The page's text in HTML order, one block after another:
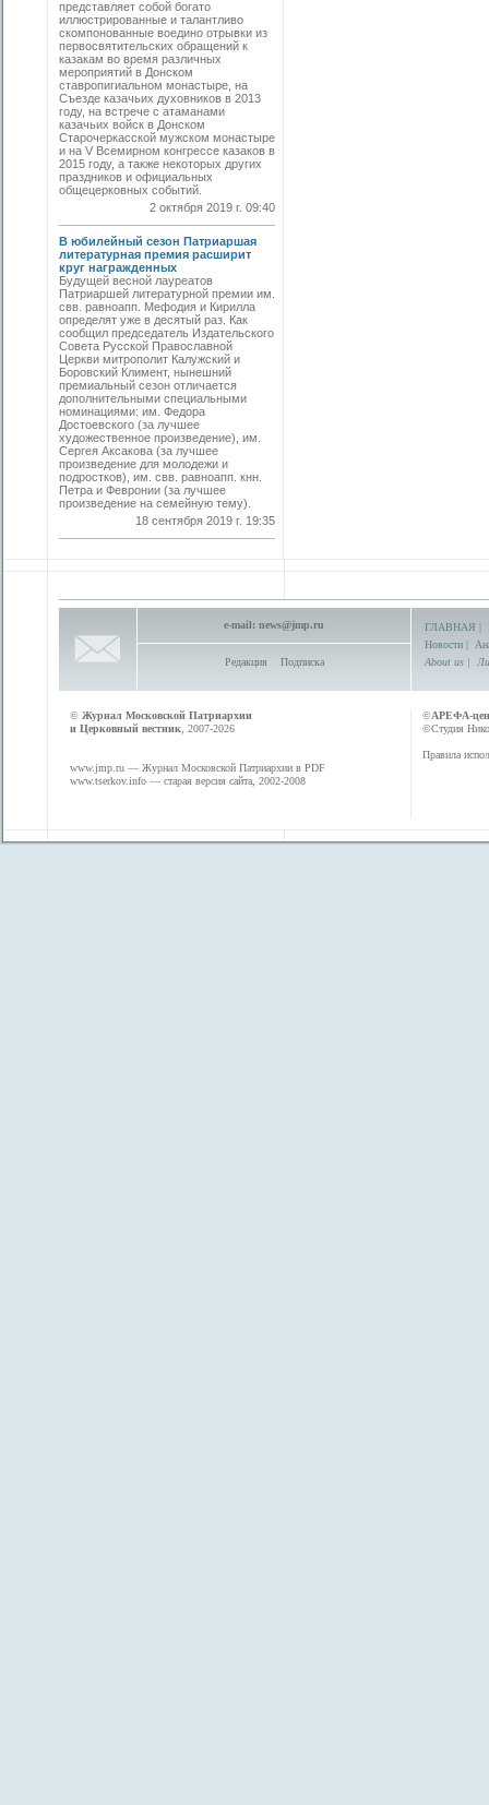
представляет собой богато
иллюстрированные и талантливо
скомпонованные воедино отрывки из
первосвятительских обращений к
казакам во время различных
мероприятий в Донском
ставропигиальном монастыре, на
Съезде казачьих духовников в 2013
году, на встрече с атаманами
казачьих войск в Донском
Старочеркасской мужском монастыре
и на V Всемирном конгрессе казаков в
2015 году, а также некоторых других
праздников и официальных
общецерковных событий.
2 октября 2019 г. 09:40
В юбилейный сезон Патриаршая
литературная премия расширит
круг награжденных
Будущей весной лауреатов
Патриаршей литературной премии им.
свв. равноапп. Мефодия и Кирилла
определят уже в десятый раз. Как
сообщил председатель Издательского
Совета Русской Православной
Церкви митрополит Калужский и
Боровский Климент, нынешний
премиальный сезон отличается
дополнительными специальными
номинациями: им. Федора
Достоевского (за лучшее
художественное произведение), им.
Сергея Аксакова (за лучшее
произведение для молодежи и
подростков), им. свв. равноапп. кнн.
Петра и Февронии (за лучшее
произведение на семейную тему).
18 сентября 2019 г. 19:35
e-mail: news@jmp.ru
Редакция Подписка
ГЛАВНАЯ |
Новости |
About us |
© Журнал Московской Патриархии
и Церковный вестник , 2007-2026
www.jmp.ru — Журнал Московской Патриархии в PDF
www.tserkov.info — старая версия сайта, 2002-2008
©АРЕФА-
©Студия
Правила